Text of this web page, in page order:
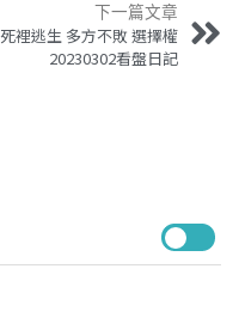
下一篇文章
死裡逃生 多方不敗 選擇權
20230302看盤日記